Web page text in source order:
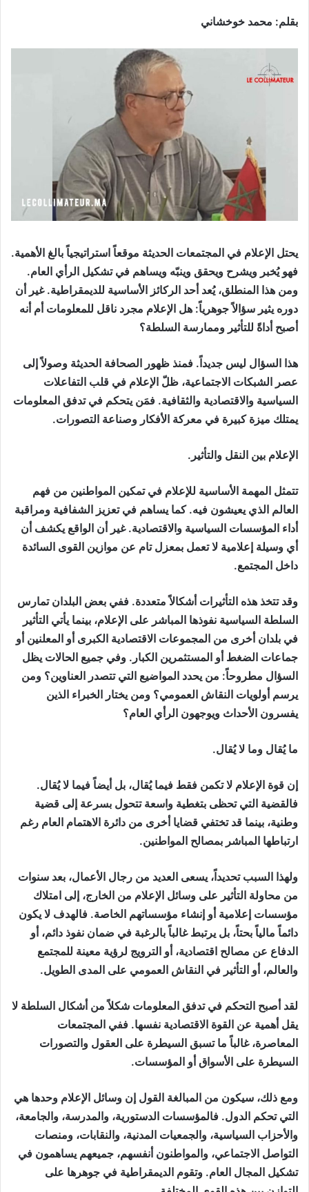
بقلم: محمد خوخشاني
يحتل الإعلام في المجتمعات الحديثة موقعاً استراتيجياً بالغ الأهمية.
فهو يُخبر ويشرح ويحقق وينبّه ويساهم في تشكيل الرأي العام.
ومن هذا المنطلق، يُعد أحد الركائز الأساسية للديمقراطية. غير أن
دوره يثير سؤالاً جوهرياً: هل الإعلام مجرد ناقل للمعلومات أم أنه
أصبح أداةً للتأثير وممارسة السلطة؟
هذا السؤال ليس جديداً. فمنذ ظهور الصحافة الحديثة وصولاً إلى
عصر الشبكات الاجتماعية، ظلّ الإعلام في قلب التفاعلات
السياسية والاقتصادية والثقافية. فمَن يتحكم في تدفق المعلومات
يمتلك ميزة كبيرة في معركة الأفكار وصناعة التصورات.
الإعلام بين النقل والتأثير.
تتمثل المهمة الأساسية للإعلام في تمكين المواطنين من فهم
العالم الذي يعيشون فيه. كما يساهم في تعزيز الشفافية ومراقبة
أداء المؤسسات السياسية والاقتصادية. غير أن الواقع يكشف أن
أي وسيلة إعلامية لا تعمل بمعزل تام عن موازين القوى السائدة
داخل المجتمع.
وقد تتخذ هذه التأثيرات أشكالاً متعددة. ففي بعض البلدان تمارس
السلطة السياسية نفوذها المباشر على الإعلام، بينما يأتي التأثير
في بلدان أخرى من المجموعات الاقتصادية الكبرى أو المعلنين أو
جماعات الضغط أو المستثمرين الكبار. وفي جميع الحالات يظل
السؤال مطروحاً: من يحدد المواضيع التي تتصدر العناوين؟ ومن
يرسم أولويات النقاش العمومي؟ ومن يختار الخبراء الذين
يفسرون الأحداث ويوجهون الرأي العام؟
ما يُقال وما لا يُقال.
إن قوة الإعلام لا تكمن فقط فيما يُقال، بل أيضاً فيما لا يُقال.
فالقضية التي تحظى بتغطية واسعة تتحول بسرعة إلى قضية
وطنية، بينما قد تختفي قضايا أخرى من دائرة الاهتمام العام رغم
ارتباطها المباشر بمصالح المواطنين.
ولهذا السبب تحديداً، يسعى العديد من رجال الأعمال، بعد سنوات
من محاولة التأثير على وسائل الإعلام من الخارج، إلى امتلاك
مؤسسات إعلامية أو إنشاء مؤسساتهم الخاصة. فالهدف لا يكون
دائماً مالياً بحتاً، بل يرتبط غالباً بالرغبة في ضمان نفوذ دائم، أو
الدفاع عن مصالح اقتصادية، أو الترويج لرؤية معينة للمجتمع
والعالم، أو التأثير في النقاش العمومي على المدى الطويل.
لقد أصبح التحكم في تدفق المعلومات شكلاً من أشكال السلطة لا
يقل أهمية عن القوة الاقتصادية نفسها. ففي المجتمعات
المعاصرة، غالباً ما تسبق السيطرة على العقول والتصورات
السيطرة على الأسواق أو المؤسسات.
ومع ذلك، سيكون من المبالغة القول إن وسائل الإعلام وحدها هي
التي تحكم الدول. فالمؤسسات الدستورية، والمدرسة، والجامعة،
والأحزاب السياسية، والجمعيات المدنية، والنقابات، ومنصات
التواصل الاجتماعي، والمواطنون أنفسهم، جميعهم يساهمون في
تشكيل المجال العام. وتقوم الديمقراطية في جوهرها على